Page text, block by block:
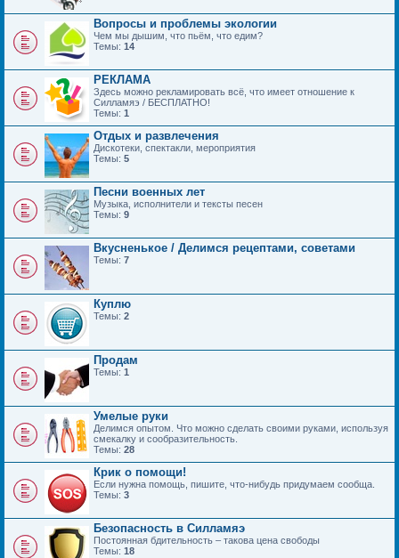
Вопросы и проблемы экологии
Чем мы дышим, что пьём, что едим?
Темы: 14
РЕКЛАМА
Здесь можно рекламировать всё, что имеет отношение к
Силламяэ / БЕСПЛАТНО!
Темы: 1
Отдых и развлечения
Дискотеки, спектакли, мероприятия
Темы: 5
Песни военных лет
Музыка, исполнители и тексты песен
Темы: 9
Вкусненькое / Делимся рецептами, советами
Темы: 7
Куплю
Темы: 2
Продам
Темы: 1
Умелые руки
Делимся опытом. Что можно сделать своими руками, используя
смекалку и сообразительность.
Темы: 28
Крик о помощи!
Если нужна помощь, пишите, что-нибудь придумаем сообща.
Темы: 3
Безопасность в Силламяэ
Постоянная бдительность – такова цена свободы
Темы: 18